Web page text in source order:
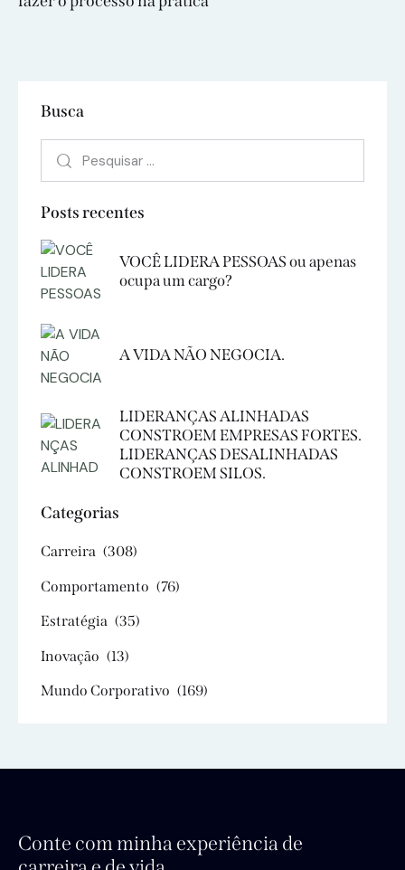
Busca
Posts recentes
VOCÊ LIDERA PESSOAS ou apenas
ocupa um cargo?
A VIDA NÃO NEGOCIA.
LIDERANÇAS ALINHADAS
CONSTROEM EMPRESAS FORTES.
LIDERANÇAS DESALINHADAS
CONSTROEM SILOS.
Categorias
Carreira (308)
Comportamento (76)
Estratégia (35)
Inovação (13)
Mundo Corporativo (169)
Conte com minha experiência de